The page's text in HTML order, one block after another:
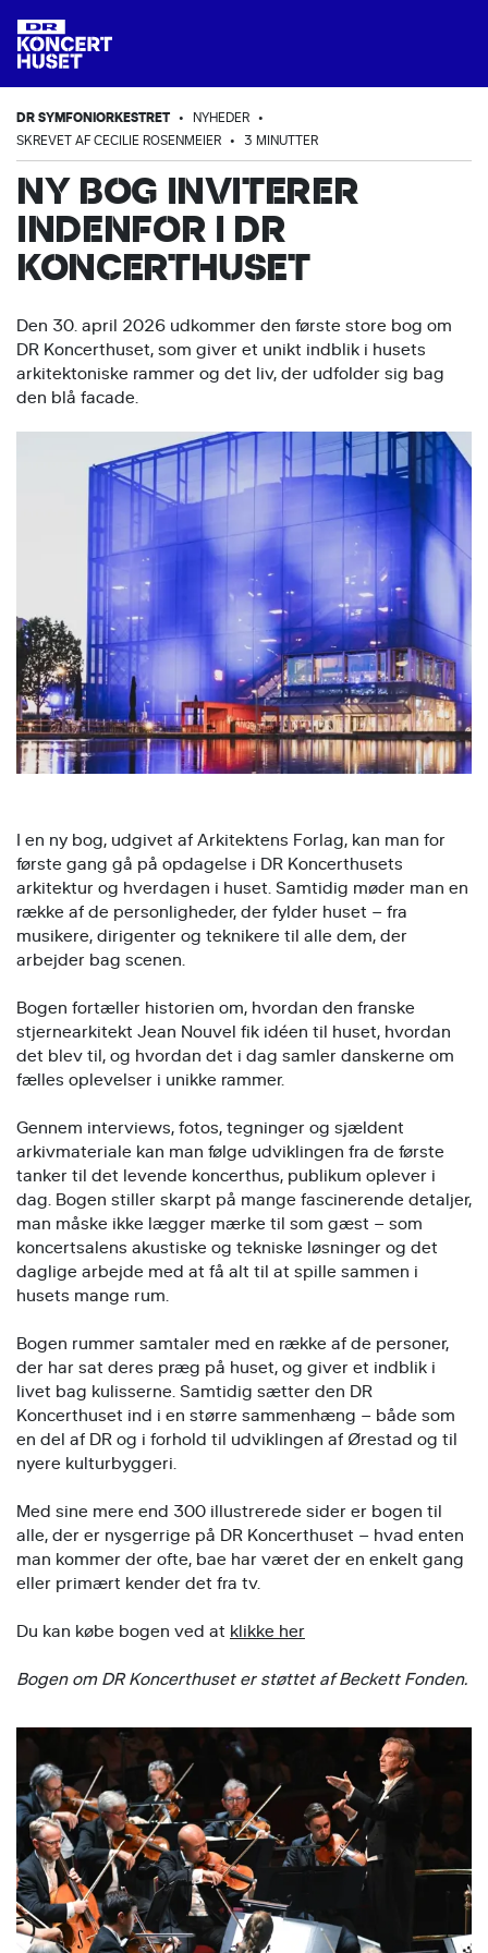
DR SYMFONIORKESTRET • NYHEDER •
SKREVET AF CECILIE ROSENMEIER • 3 MINUTTER
NY BOG INVITERER
INDENFOR I DR
KONCERTHUSET
Den 30. april 2026 udkommer den første store bog om
DR Koncerthuset, som giver et unikt indblik i husets
arkitektoniske rammer og det liv, der udfolder sig bag
den blå facade.
I en ny bog, udgivet af Arkitektens Forlag, kan man for
første gang gå på opdagelse i DR Koncerthusets
arkitektur og hverdagen i huset. Samtidig møder man en
række af de personligheder, der fylder huset – fra
musikere, dirigenter og teknikere til alle dem, der
arbejder bag scenen.
Bogen fortæller historien om, hvordan den franske
stjernearkitekt Jean Nouvel fik idéen til huset, hvordan
det blev til, og hvordan det i dag samler danskerne om
fælles oplevelser i unikke rammer.
Gennem interviews, fotos, tegninger og sjældent
arkivmateriale kan man følge udviklingen fra de første
tanker til det levende koncerthus, publikum oplever i
dag. Bogen stiller skarpt på mange fascinerende detaljer,
man måske ikke lægger mærke til som gæst – som
koncertsalens akustiske og tekniske løsninger og det
daglige arbejde med at få alt til at spille sammen i
husets mange rum.
Bogen rummer samtaler med en række af de personer,
der har sat deres præg på huset, og giver et indblik i
livet bag kulisserne. Samtidig sætter den DR
Koncerthuset ind i en større sammenhæng – både som
en del af DR og i forhold til udviklingen af Ørestad og til
nyere kulturbyggeri.
Med sine mere end 300 illustrerede sider er bogen til
alle, der er nysgerrige på DR Koncerthuset – hvad enten
man kommer der ofte, bae har været der en enkelt gang
eller primært kender det fra tv.
Du kan købe bogen ved at klikke her
Bogen om DR Koncerthuset er støttet af Beckett Fonden.